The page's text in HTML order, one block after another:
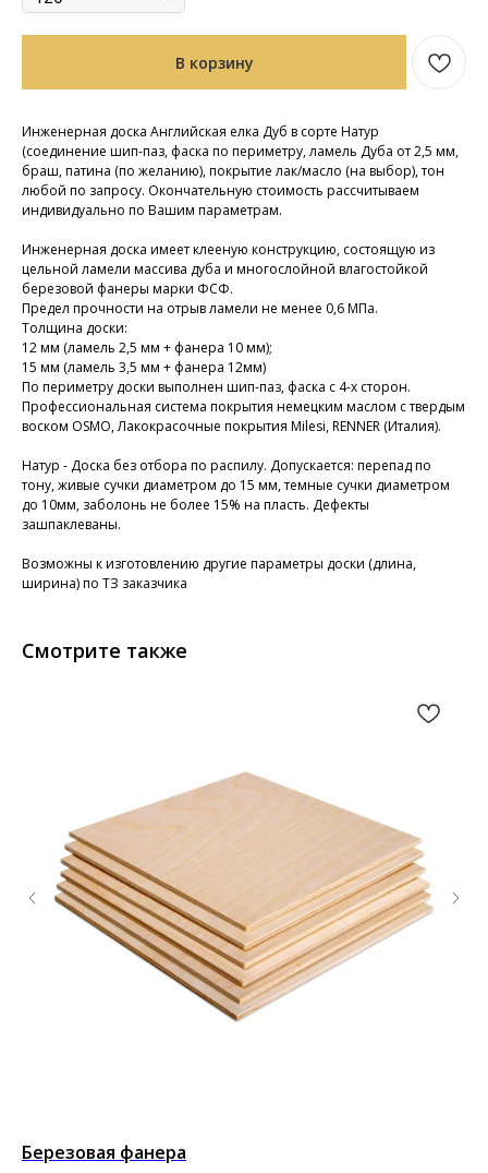
В корзину
Инженерная доска Английская елка Дуб в сорте Натур
(cоединение шип-паз, фаска по периметру, ламель Дуба от 2,5 мм,
браш, патина (по желанию), покрытие лак/масло (на выбор), тон
любой по запросу. Окончательную стоимость рассчитываем
индивидуально по Вашим параметрам.
Инженерная доска имеет клееную конструкцию, состоящую из
цельной ламели массива дуба и многослойной влагостойкой
березовой фанеры марки ФСФ.
Предел прочности на отрыв ламели не менее 0,6 МПа.
Толщина доски:
12 мм (ламель 2,5 мм + фанера 10 мм);
15 мм (ламель 3,5 мм + фанера 12мм)
По периметру доски выполнен шип-паз, фаска с 4-х сторон.
Профессиональная система покрытия немецким маслом с твердым
воском OSMO, Лакокрасочные покрытия Milesi, RENNER (Италия).
Натур - Доска без отбора по распилу. Допускается: перепад по
тону, живые сучки диаметром до 15 мм, темные сучки диаметром
до 10мм, заболонь не более 15% на пласть. Дефекты
зашпаклеваны.
Возможны к изготовлению другие параметры доски (длина,
ширина) по ТЗ заказчика
Смотрите также
Березовая фанера